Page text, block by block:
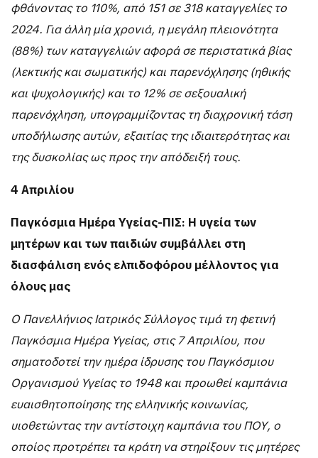
φθάνοντας το 110%, από 151 σε 318 καταγγελίες το
2024. Για άλλη μία χρονιά, η μεγάλη πλειονότητα
(88%) των καταγγελιών αφορά σε περιστατικά βίας
(λεκτικής και σωματικής) και παρενόχλησης (ηθικής
και ψυχολογικής) και το 12% σε σεξουαλική
παρενόχληση, υπογραμμίζοντας τη διαχρονική τάση
υποδήλωσης αυτών, εξαιτίας της ιδιαιτερότητας και
της δυσκολίας ως προς την απόδειξή τους.
4 Απριλίου
Παγκόσμια Ημέρα Υγείας-ΠΙΣ: Η υγεία των
μητέρων και των παιδιών συμβάλλει στη
διασφάλιση ενός ελπιδοφόρου μέλλοντος για
όλους μας
Ο Πανελλήνιος Ιατρικός Σύλλογος τιμά τη φετινή
Παγκόσμια Ημέρα Υγείας, στις 7 Απριλίου, που
σηματοδοτεί την ημέρα ίδρυσης του Παγκόσμιου
Οργανισμού Υγείας το 1948 και προωθεί καμπάνια
ευαισθητοποίησης της ελληνικής κοινωνίας,
υιοθετώντας την αντίστοιχη καμπάνια του ΠΟΥ, ο
οποίος προτρέπει τα κράτη να στηρίξουν τις μητέρες